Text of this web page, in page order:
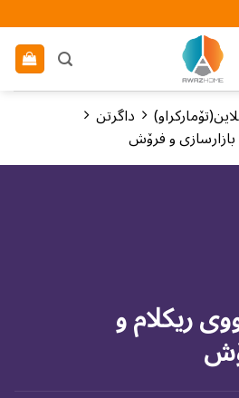
داگرتن
و فرۆش
ریكلام و